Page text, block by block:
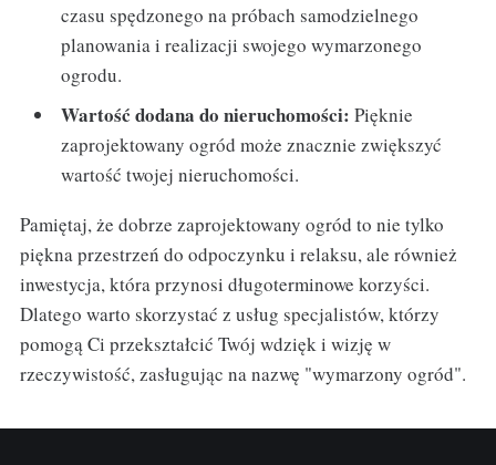
czasu spędzonego na próbach samodzielnego
planowania i realizacji swojego wymarzonego
ogrodu.
Wartość dodana do nieruchomości: Pięknie
zaprojektowany ogród może znacznie zwiększyć
wartość twojej nieruchomości.
Pamiętaj, że dobrze zaprojektowany ogród to nie tylko
piękna przestrzeń do odpoczynku i relaksu, ale również
inwestycja, która przynosi długoterminowe korzyści.
Dlatego warto skorzystać z usług specjalistów, którzy
pomogą Ci przekształcić Twój wdzięk i wizję w
rzeczywistość, zasługując na nazwę "wymarzony ogród".